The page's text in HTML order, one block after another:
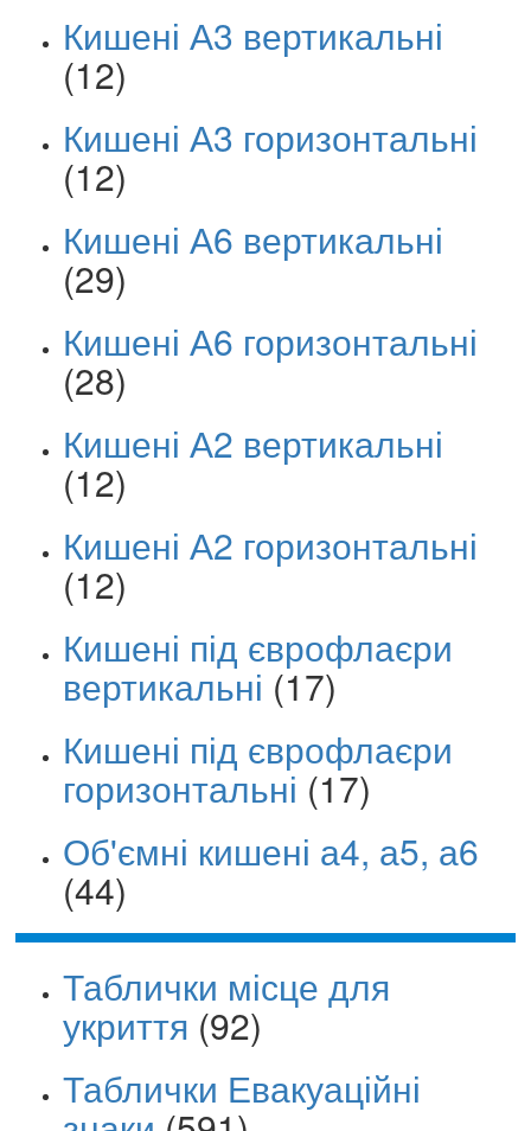
Кишені А3 вертикальні
(12)
Кишені А3 горизонтальні
(12)
Кишені А6 вертикальні
(29)
Кишені А6 горизонтальні
(28)
Кишені А2 вертикальні
(12)
Кишені А2 горизонтальні
(12)
Кишені під єврофлаєри
вертикальні (17)
Кишені під єврофлаєри
горизонтальні (17)
Об'ємні кишені а4, а5, а6
(44)
Таблички місце для
укриття (92)
Таблички Евакуаційні